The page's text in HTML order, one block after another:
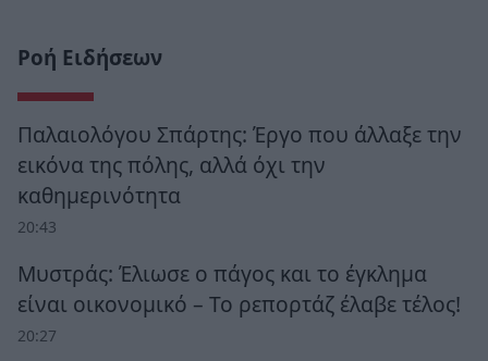
Ροή Ειδήσεων
Παλαιολόγου Σπάρτης: Έργο που άλλαξε την
εικόνα της πόλης, αλλά όχι την
καθημερινότητα
20:43
Μυστράς: Έλιωσε ο πάγος και το έγκλημα
είναι οικονομικό – Το ρεπορτάζ έλαβε τέλος!
20:27